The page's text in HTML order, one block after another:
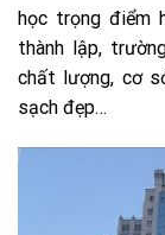
học trọng điểm
thành lập,
chất lượng, cơ
sạch đẹp…